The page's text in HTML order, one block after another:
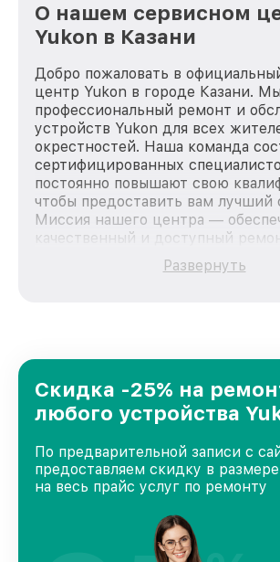
О нашем сервисном
Yukon в Казани
Добро пожаловать в
центр Yukon в городе Казани.
профессиональный ремонт и
устройств Yukon для всех
окрестностей. Наша команда
сертифицированных
постоянно повышают свою
чтобы предоставить вам лучший
Миссия нашего центра —
качественный и доступный
каждого пользователя
зависимости от сложности
и лояльности наших клиентов.
Развернуть
Скидка -25% на
любого устройства
По предварительной записи с
предоставляем скидку в
на весь прайс услуг по ремонту